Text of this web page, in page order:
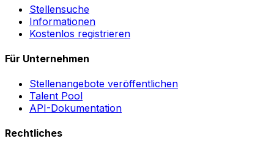
Stellensuche
Informationen
Kostenlos registrieren
Für Unternehmen
Stellenangebote veröffentlichen
Talent Pool
API-Dokumentation
Rechtliches